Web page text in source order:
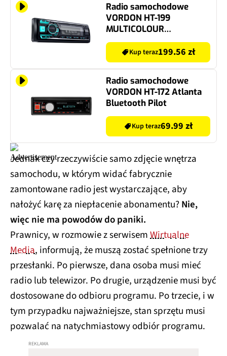
Radio samochodowe
VORDON HT-199
MULTICOLOUR
BLUETOOTH USB SD RDS
1DIN Kup teraz199.56 zł
Radio samochodowe
VORDON HT-172 Atlanta
Bluetooth Pilot
Kup teraz69.99 zł
Jednak czy rzeczywiście samo zdjęcie wnętrza
samochodu, w którym widać fabrycznie
zamontowane radio jest wystarczające, aby
nałożyć karę za niepłacenie abonamentu?Nie,
więc nie ma powodów do paniki.
Prawnicy, w rozmowie z serwisemWirtualne
Media, informują, że muszą zostać spełnione trzy
przesłanki. Po pierwsze, dana osoba musi mieć
radio lub telewizor. Po drugie, urządzenie musi być
dostosowane do odbioru programu. Po trzecie, i w
tym przypadku najważniejsze, stan sprzętu musi
pozwalać na natychmiastowy odbiór programu.